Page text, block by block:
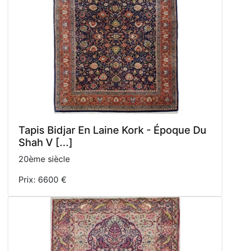
Tapis Bidjar En Laine Kork - Époque Du
Shah V [...]
20ème siècle
Prix: 6600 €